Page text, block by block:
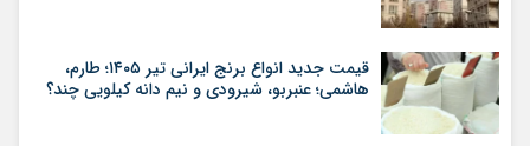
قیمت جدید انواع برنج ایرانی تیر ۱۴۰۵؛ طارم،
هاشمی؛ عنبربو، شیرودی و نیم دانه کیلویی چند؟